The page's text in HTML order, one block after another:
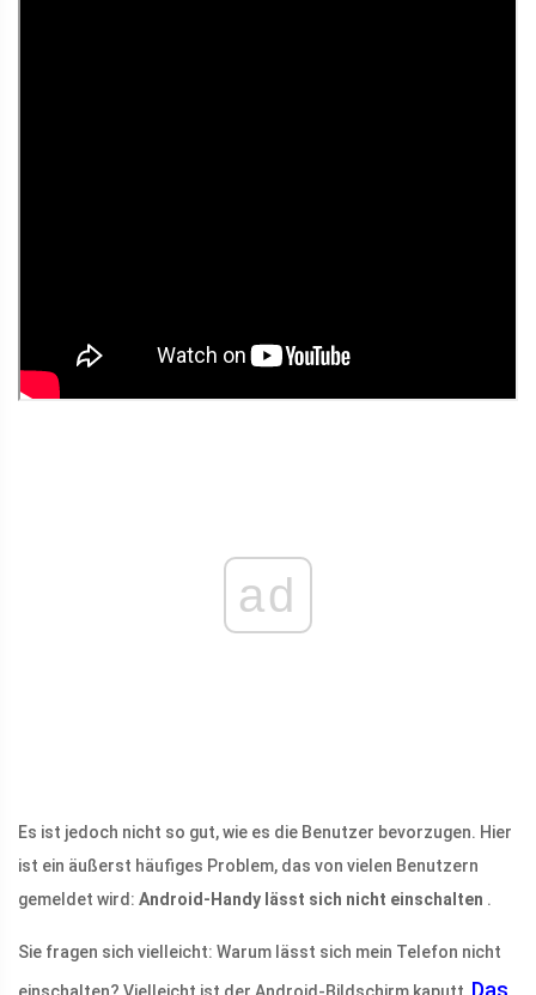
ad
Es ist jedoch nicht so gut, wie es die Benutzer bevorzugen. Hier
ist ein äußerst häufiges Problem, das von vielen Benutzern
gemeldet wird: Android-Handy lässt sich nicht einschalten .
Sie fragen sich vielleicht: Warum lässt sich mein Telefon nicht
einschalten? Vielleicht ist der Android-Bildschirm kaputt, Das